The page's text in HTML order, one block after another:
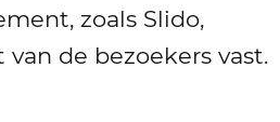
zoals Slido,
de bezoekers vast.